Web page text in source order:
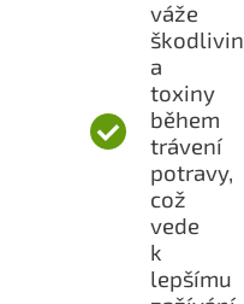
váže
a
toxiny
během
trávení
potravy,
což
vede
k
lepšímu